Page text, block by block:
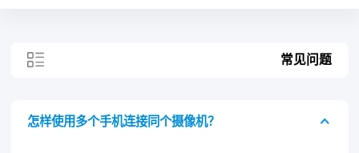
智能制造 常见问题
怎样使用多个手机连接同个摄像机？